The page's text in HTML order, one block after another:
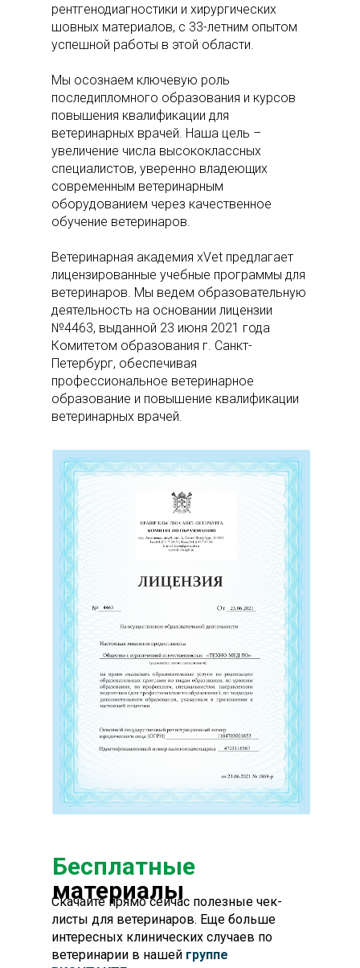
рентгенодиагностики и хирургических
шовных материалов, с 33-летним опытом
успешной работы в этой области.
Мы осознаем ключевую роль
последипломного образования и курсов
повышения квалификации для
ветеринарных врачей. Наша цель –
увеличение числа высококлассных
специалистов, уверенно владеющих
современным ветеринарным
оборудованием через качественное
обучение ветеринаров.
Ветеринарная академия xVet предлагает
лицензированные учебные программы для
ветеринаров. Мы ведем образовательную
деятельность на основании лицензии
№4463, выданной 23 июня 2021 года
Комитетом образования г. Санкт-
Петербург, обеспечивая
профессиональное ветеринарное
образование и повышение квалификации
ветеринарных врачей.
Бесплатные
материалы
Скачайте прямо сейчас полезные чек-
листы для ветеринаров. Еще больше
интересных клинических случаев по
ветеринарии в нашей группе